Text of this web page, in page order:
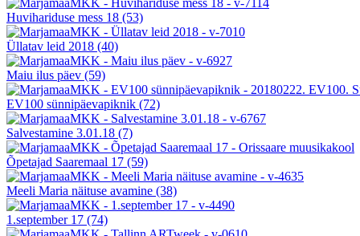
Huvihariduse mess 18 (53)
Üllatav leid 2018 (40)
Maiu ilus päev (59)
EV100 sünnipäevapiknik (72)
Salvestamine 3.01.18 (7)
Õpetajad Saaremaal 17 (59)
Meeli Maria näituse avamine (38)
1.september 17 (74)